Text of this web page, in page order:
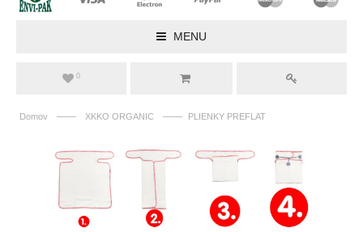
MENU
0
Domov —— XKKO ORGANIC —— PLIENKY PREFLAT